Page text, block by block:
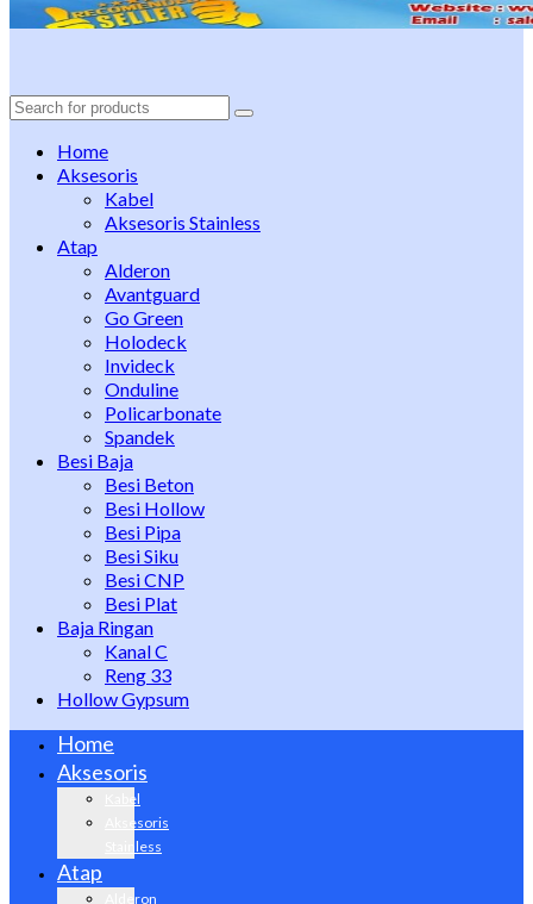
Search
Home
Aksesoris
Kabel
Aksesoris Stainless
Atap
Alderon
Avantguard
Go Green
Holodeck
Invideck
Onduline
Policarbonate
Spandek
Besi Baja
Besi Beton
Besi Hollow
Besi Pipa
Besi Siku
Besi CNP
Besi Plat
Baja Ringan
Kanal C
Reng 33
Hollow Gypsum
Home
Aksesoris
Kabel
Aksesoris
Stainless
Atap
Alderon